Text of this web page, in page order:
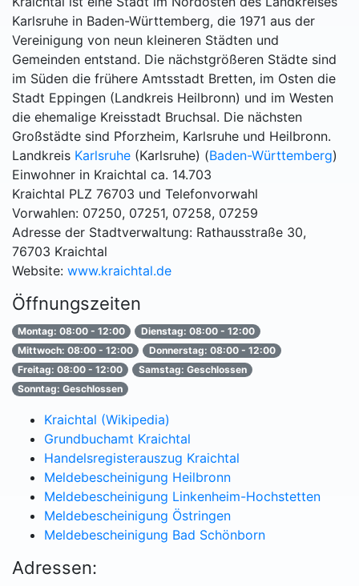
Karlsruhe in Baden-Württemberg, die 1971 aus der
Vereinigung von neun kleineren Städten und
Gemeinden entstand. Die nächstgrößeren Städte sind
im Süden die frühere Amtsstadt Bretten, im Osten die
Stadt Eppingen (Landkreis Heilbronn) und im Westen
die ehemalige Kreisstadt Bruchsal. Die nächsten
Großstädte sind Pforzheim, Karlsruhe und Heilbronn.
Landkreis Karlsruhe (Karlsruhe) (Baden-Württemberg)
Einwohner in Kraichtal ca. 14.703
Kraichtal PLZ 76703 und Telefonvorwahl
Vorwahlen: 07250, 07251, 07258, 07259
Adresse der Stadtverwaltung: Rathausstraße 30,
76703 Kraichtal
Website: www.kraichtal.de
Öffnungszeiten
Montag: 08:00 - 12:00
Dienstag: 08:00 - 12:00
Mittwoch: 08:00 - 12:00
Donnerstag: 08:00 - 12:00
Freitag: 08:00 - 12:00
Samstag: Geschlossen
Sonntag: Geschlossen
Kraichtal (Wikipedia)
Grundbuchamt Kraichtal
Handelsregisterauszug Kraichtal
Meldebescheinigung Heilbronn
Meldebescheinigung Linkenheim-Hochstetten
Meldebescheinigung Östringen
Meldebescheinigung Bad Schönborn
Adressen: